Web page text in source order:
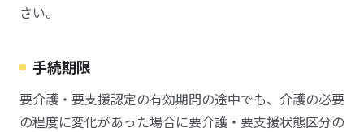
さい。
手続期限
要介護・要支援認定の有効期間の途中でも、介護の必要
の程度に変化があった場合に要介護・要支援状態区分の